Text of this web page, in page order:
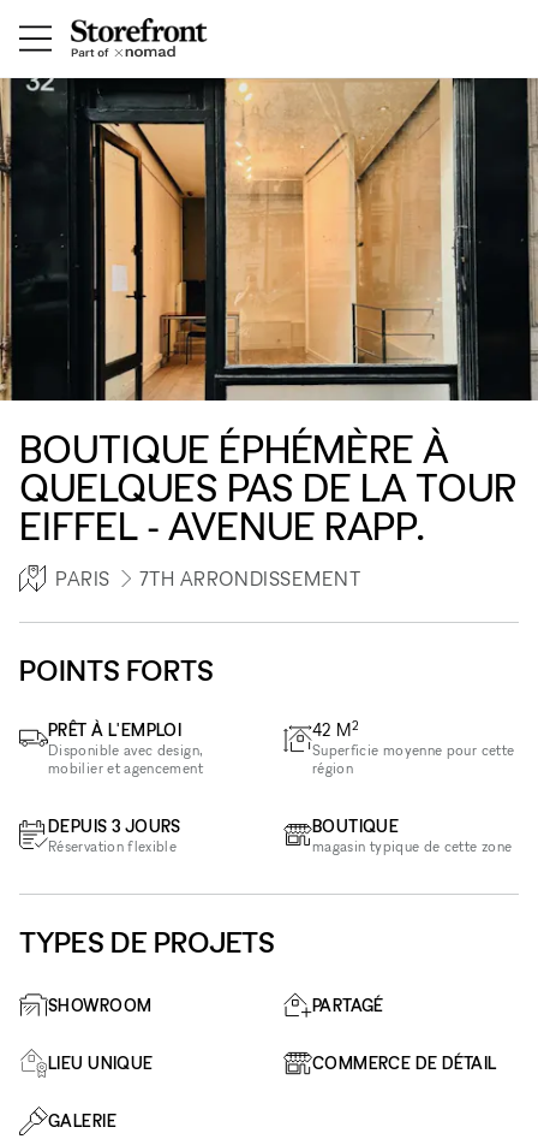
BOUTIQUE ÉPHÉMÈRE À
QUELQUES PAS DE LA TOUR
EIFFEL - AVENUE RAPP.
PARIS 7TH ARRONDISSEMENT
POINTS FORTS
PRÊT À L'EMPLOI
Disponible avec design,
mobilier et agencement
DEPUIS 3 JOURS
Réservation flexible
42 M2
Superficie moyenne pour cette
région
BOUTIQUE
magasin typique de cette zone
TYPES DE PROJETS
SHOWROOM PARTAGÉ
LIEU UNIQUE COMMERCE DE DÉTAIL
GALERIE